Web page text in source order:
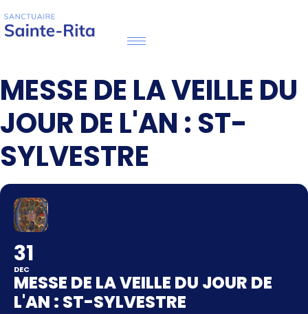
MESSE DE LA VEILLE DU
JOUR DE L'AN : ST-
SYLVESTRE
31
DEC
MESSE DE LA VEILLE DU JOUR DE
L'AN : ST-SYLVESTRE